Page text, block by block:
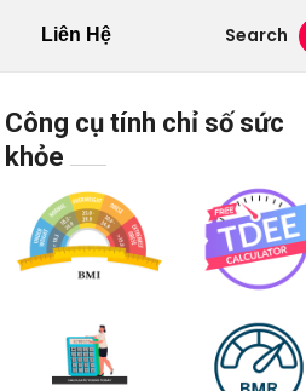
Liên Hệ Search
Công cụ tính chỉ số sức
khỏe